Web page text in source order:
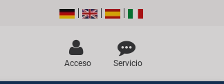
Acceso Servicio